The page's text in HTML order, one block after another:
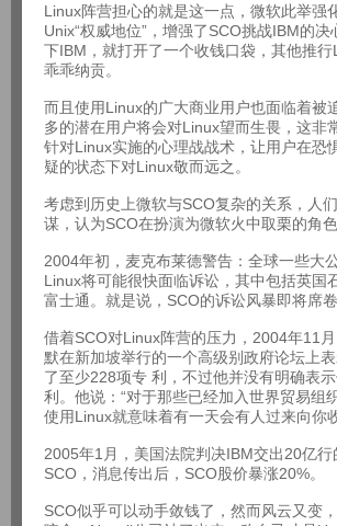
Linux阵营担心的就是这一点，微软此举强
Unix“权威地位”，增强了SCO挑战IBM的决
下IBM，就打开了一个收钱口袋，其他推
乖乖纳贡。
而且使用Linux的广大商业用户也面临着被
多的潜在用户将会对Linux望而生畏，这非
针对Linux实施的心理战战术，让用户在恐
疑的状态下对Linux敬而远之。
考虑到历史上微软与SCO复杂的关系，人
谋，认为SCO在扮演为微软火中取栗的角色
2004年初，麦克布莱德警告：全球一些大
Linux将可能很快面临诉讼，其中包括英国
富士通。就是说，SCO的诉讼风暴即将席卷
借着SCO对Linux阵营的压力，2004年11
默在新加坡举行的一个高级别政府论坛上
了至少228项专 利，不过他并没有明确表
利。他说：“对于那些已经加入世界贸易组
使用Linux就意味着有一天会有人过来向你
2005年1月，美国法院判决IBM交出20亿
SCO，消息传出后，SCO股价暴涨20%。
SCO似乎可以动手敛钱了，然而风云又变